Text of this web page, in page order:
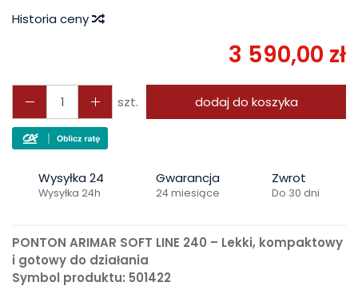
Historia ceny
3 590,00 zł
szt. dodaj do koszyka
Wysyłka 24
Wysyłka 24h
Gwarancja
24 miesiące
Zwrot
Do 30 dni
PONTON ARIMAR SOFT LINE 240 – Lekki, kompaktowy
i gotowy do działania
Symbol produktu: 501422